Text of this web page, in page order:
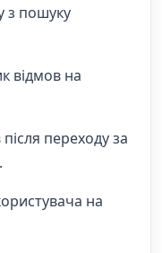
з пошуку
відмов на
переходу за
на